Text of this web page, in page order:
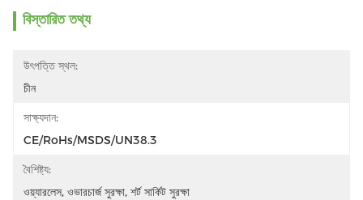
বিস্তারিত তথ্য
উৎপত্তি স্থল:
চীন
সাক্ষ্যদান:
CE/RoHs/MSDS/UN38.3
বৈশিষ্ট্য:
ওয়্যারলেস, ওভারচার্জ সুরক্ষা, শর্ট সার্কিট সুরক্ষা